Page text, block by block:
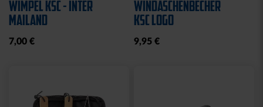
WIMPEL KSC - INTER
MAILAND
7,00 €
WINDASCHENBECHER
KSC LOGO
9,95 €